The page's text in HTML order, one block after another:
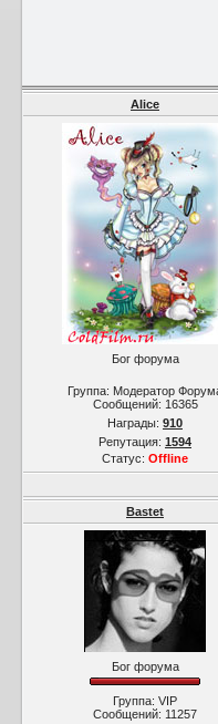
Alice
Бог форума
Группа: Модератор
Сообщений: 16365
Награды: 910
Репутация: 1594
Статус: Offline
Bastet
Бог форума
Группа: VIP
Сообщений: 11257